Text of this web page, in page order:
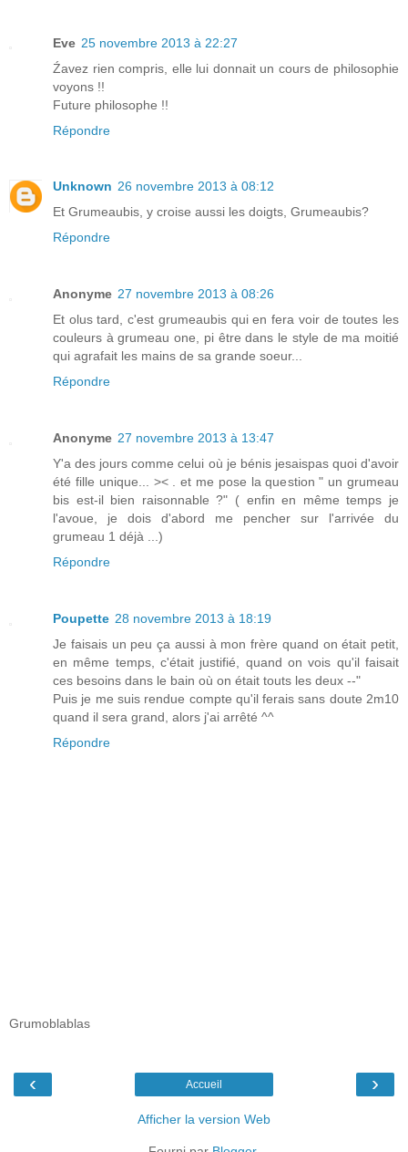
Eve 25 novembre 2013 à 22:27
Źavez rien compris, elle lui donnait un cours de philosophie
voyons !!
Future philosophe !!
Répondre
Unknown 26 novembre 2013 à 08:12
Et Grumeaubis, y croise aussi les doigts, Grumeaubis?
Répondre
Anonyme 27 novembre 2013 à 08:26
Et olus tard, c'est grumeaubis qui en fera voir de toutes les
couleurs à grumeau one, pi être dans le style de ma moitié
qui agrafait les mains de sa grande soeur...
Répondre
Anonyme 27 novembre 2013 à 13:47
Y'a des jours comme celui où je bénis jesaispas quoi d'avoir
été fille unique... >< . et me pose la question " un grumeau
bis est-il bien raisonnable ?" ( enfin en même temps je
l'avoue, je dois d'abord me pencher sur l'arrivée du
grumeau 1 déjà ...)
Répondre
Poupette 28 novembre 2013 à 18:19
Je faisais un peu ça aussi à mon frère quand on était petit,
en même temps, c'était justifié, quand on vois qu'il faisait
ces besoins dans le bain où on était touts les deux --"
Puis je me suis rendue compte qu'il ferais sans doute 2m10
quand il sera grand, alors j'ai arrêté ^^
Répondre
Grumoblablas
‹ ›
Accueil
Afficher la version Web